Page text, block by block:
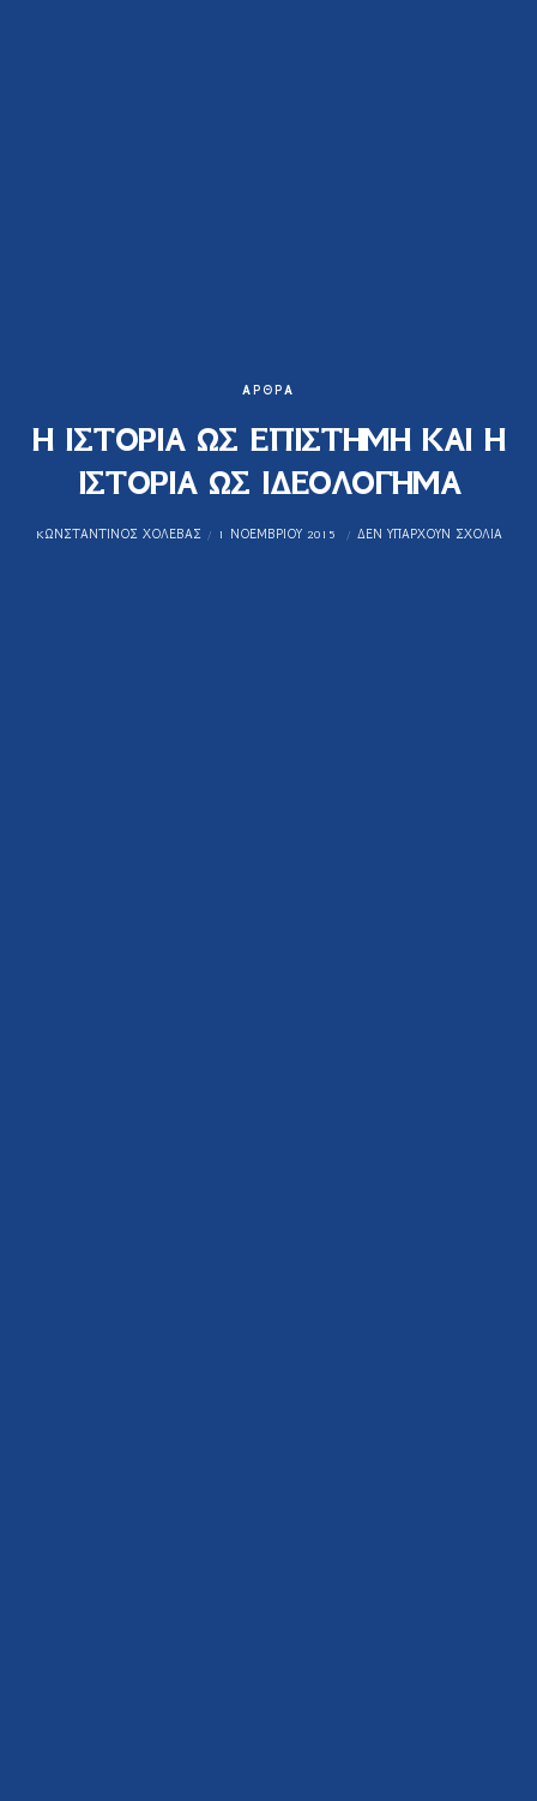
ΆΡΘΡΑ
Η ΙΣΤΟΡΙΑ ΩΣ ΕΠΙΣΤΗΜΗ ΚΑΙ Η
ΙΣΤΟΡΙΑ ΩΣ ΙΔΕΟΛΟΓΗΜΑ
KΩΝΣΤΑΝΤΊΝΟΣ ΧΟΛΈΒΑΣ 1 ΝΟΕΜΒΡΊΟΥ 2015 ΔΕΝ ΥΠΆΡΧΟΥΝ ΣΧΌΛΙΑ